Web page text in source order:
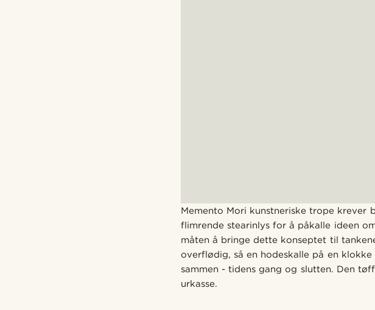
Memento Mori kunstneriske trope krever
flimrende stearinlys for å påkalle ideen
måten å bringe dette konseptet til
overflødig, så en hodeskalle på en
sammen - tidens gang og slutten. Den
urkasse.